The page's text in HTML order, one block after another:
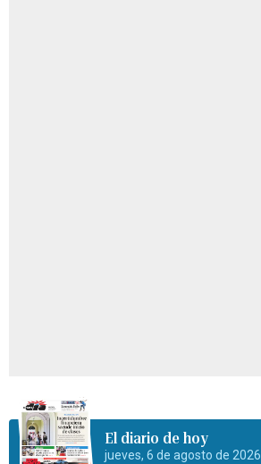
El diario de hoy
jueves, 6 de agosto de 2026